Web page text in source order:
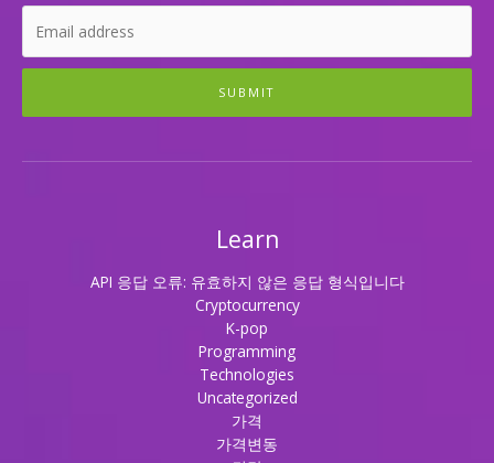
SUBMIT
Learn
API 응답 오류: 유효하지 않은 응답 형식입니다
Cryptocurrency
K-pop
Programming
Technologies
Uncategorized
가격
가격변동